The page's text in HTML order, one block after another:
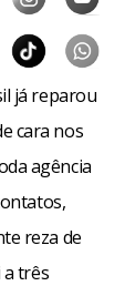
já reparou
cara nos
agência
reza de
três